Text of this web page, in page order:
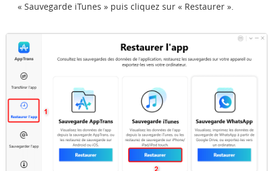
« Sauvegarde iTunes » puis cliquez sur « Restaurer ».